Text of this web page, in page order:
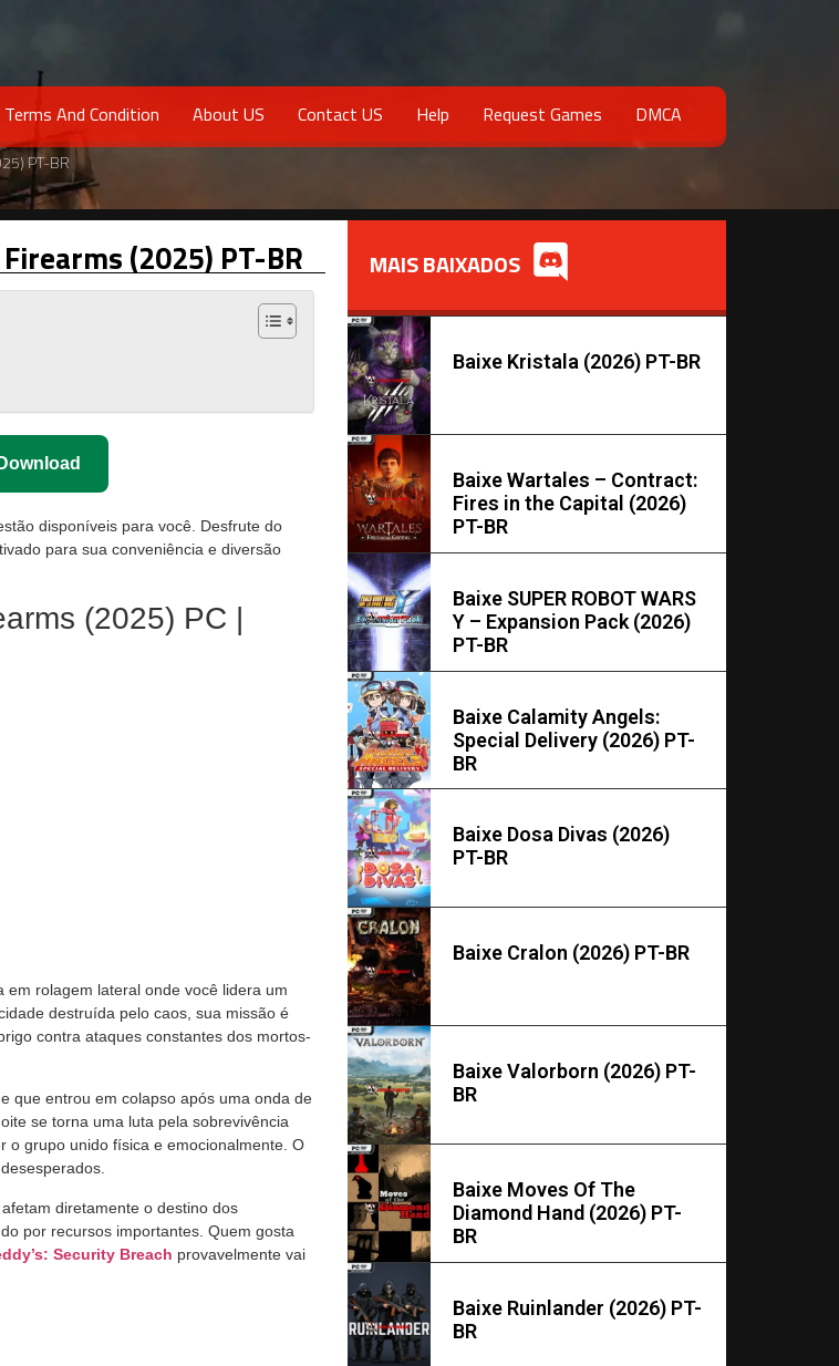
Terms And Condition About US Contact US Help Request Games DMCA
PT-BR
(2025) PT-BR
disponíveis para você. Desfrute do
para sua conveniência e diversão
(2025) PC |
em rolagem lateral onde você lidera um
destruída pelo caos, sua missão é
contra ataques constantes dos mortos-
que entrou em colapso após uma onda de
se torna uma luta pela sobrevivência
o grupo unido física e emocionalmente. O
diretamente o destino dos
por recursos importantes. Quem gosta
Security Breach provavelmente vai
MAIS BAIXADOS
Baixe Kristala (2026) PT-BR
Baixe Wartales – Contract:
Fires in the Capital (2026)
PT-BR
Baixe SUPER ROBOT WARS
Y – Expansion Pack (2026)
PT-BR
Baixe Calamity Angels:
Special Delivery (2026) PT-
BR
Baixe Dosa Divas (2026)
PT-BR
Baixe Cralon (2026) PT-BR
Baixe Valorborn (2026) PT-
BR
Baixe Moves Of The
Diamond Hand (2026) PT-
BR
Baixe Ruinlander (2026) PT-
BR